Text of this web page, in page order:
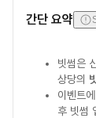
간단 요약
빗썸은
상당의
이벤트
후 빗썸